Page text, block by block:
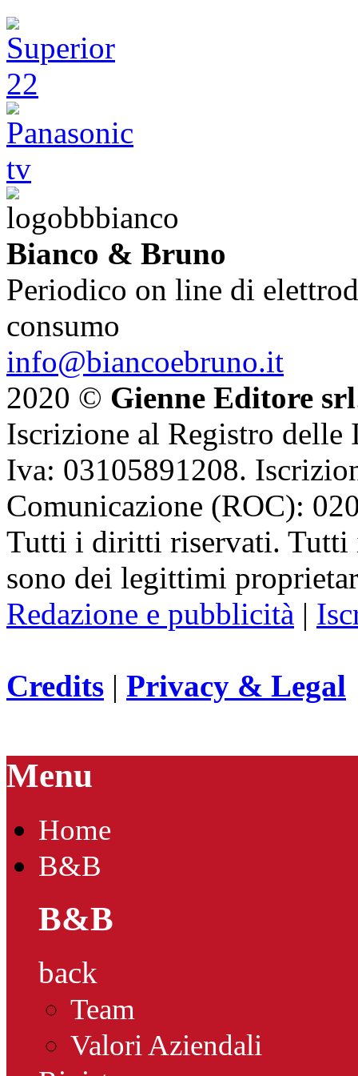
Bianco & Bruno
Periodico on line di
consumo
info@biancoebruno.it
2020 © Gienne Editore srl
Iscrizione al Registro delle
Iva: 03105891208.
Comunicazione (ROC):
Tutti i diritti riservati. Tutti
sono dei legittimi
Redazione e pubblicità |
Credits | Privacy & Legal
Menu
Home
B&B
B&B
back
Team
Valori Aziendali